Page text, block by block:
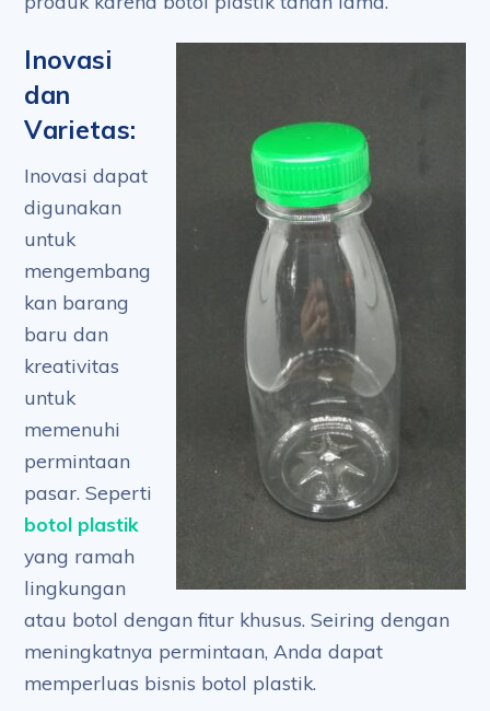
Inovasi
dan
Varietas:
Inovasi dapat
digunakan
untuk
mengembang
kan barang
baru dan
kreativitas
untuk
memenuhi
permintaan
pasar. Seperti
botol plastik
yang ramah
lingkungan
atau botol dengan fitur khusus. Seiring dengan
meningkatnya permintaan, Anda dapat
memperluas bisnis botol plastik.